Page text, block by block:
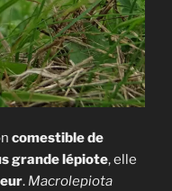
comestible de
grande lépiote, elle
. Macrolepiota